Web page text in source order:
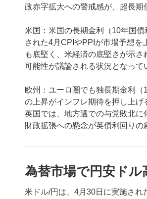
政赤字拡大への警戒感が、超長期
米国：米国の長期金利（10年国
された4月CPIやPPIが市場予想を
も底堅く、米経済の底堅さが示
可能性が議論される状況となって
欧州：ユーロ圏でも独長期金利
の上昇がインフレ期待を押し上
英国では、地方選での与党敗北
財政拡張への懸念が英債利回りの
為替市場で円安ド
米ドル/円は、4月30日に実施さ